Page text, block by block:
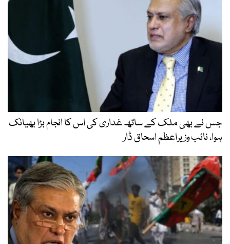
ملک کے ساتھ غداری کی اس کا انجام بڑا بھیانک
وزیراعظم اسحاق ڈار